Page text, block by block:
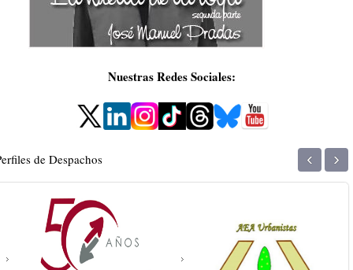
Nuestras Redes Sociales:
de Despachos ‹ ›